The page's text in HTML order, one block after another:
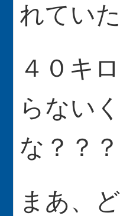
れていた
４０キ
らない
な？？？
まあ、